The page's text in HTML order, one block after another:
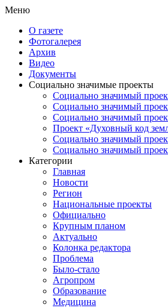
Меню
О газете
Фотогалерея
Архив
Видео
Документы
Социально значимые проекты
Социально значимый
Социально значимый
Социально значимый
Проект «Духовный код
Социально значимый
Социально значимый
Категории
Главная
Новости
Регион
Национальные проекты
Официально
Крупным планом
Актуально
Колонка редактора
Проблема
Было-стало
Агропром
Образование
Медицина